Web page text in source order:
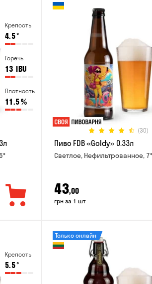
Крепость
4.5°
Горечь
13 IBU
Плотность
11.5%
(30)
Пиво FDB «Goldy» 0.33л
Светлое, Нефильтрованное, 7°
43,00
грн за 1 шт
Крепость
5.5°
Только онлайн